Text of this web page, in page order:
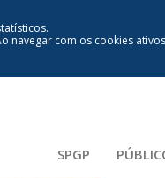
navegar com os cookies
SPGP